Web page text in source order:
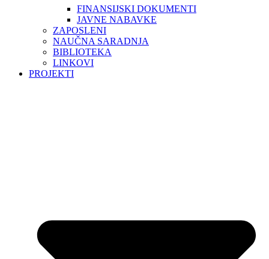
FINANSIJSKI DOKUMENTI
JAVNE NABAVKE
ZAPOSLENI
NAUČNA SARADNJA
BIBLIOTEKA
LINKOVI
PROJEKTI